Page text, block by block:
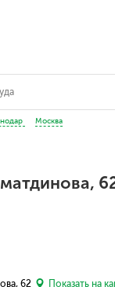
Москва
62 Показать на